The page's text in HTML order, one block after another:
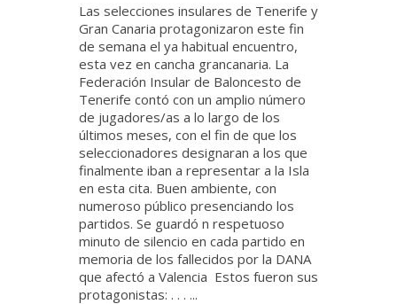
Las selecciones insulares de Tenerife y
Gran Canaria protagonizaron este fin
de semana el ya habitual encuentro,
esta vez en cancha grancanaria. La
Federación Insular de Baloncesto de
Tenerife contó con un amplio número
de jugadores/as a lo largo de los
últimos meses, con el fin de que los
seleccionadores designaran a los que
finalmente iban a representar a la Isla
en esta cita. Buen ambiente, con
numeroso público presenciando los
partidos. Se guardó n respetuoso
minuto de silencio en cada partido en
memoria de los fallecidos por la DANA
que afectó a Valencia Estos fueron sus
protagonistas: . . . ...